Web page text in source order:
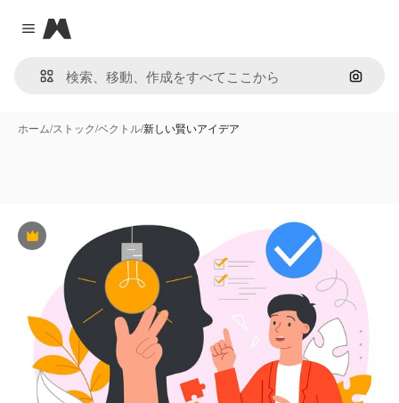
Close menu
Magnific
画像で
ホーム/ストック/ベクトル/新しい賢いアイデア
Premium